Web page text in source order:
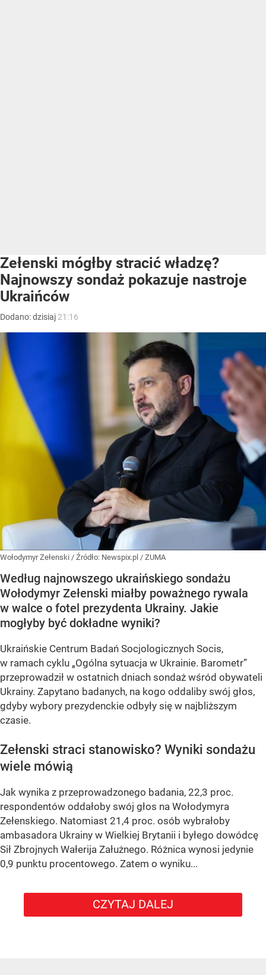
Zełenski mógłby stracić władzę?
Najnowszy sondaż pokazuje nastroje
Ukraińców
Dodano:dzisiaj 21:16
Wołodymyr Zełenski / Źródło: Newspix.pl / ZUMA
Według najnowszego ukraińskiego sondażu
Wołodymyr Zełenski miałby poważnego rywala
w walce o fotel prezydenta Ukrainy. Jakie
mogłyby być dokładne wyniki?
Ukraińskie Centrum Badań Socjologicznych Socis,
w ramach cyklu „Ogólna sytuacja w Ukrainie. Barometr”
przeprowadził w ostatnich dniach sondaż wśród obywateli
Ukrainy. Zapytano badanych, na kogo oddaliby swój głos,
gdyby wybory prezydenckie odbyły się w najbliższym
czasie.
Zełenski straci stanowisko? Wyniki sondażu
wiele mówią
Jak wynika z przeprowadzonego badania, 22,3 proc.
respondentów oddałoby swój głos na Wołodymyra
Zełenskiego. Natomiast 21,4 proc. osób wybrałoby
ambasadora Ukrainy w Wielkiej Brytanii i byłego dowódcę
Sił Zbrojnych Wałerija Załużnego. Różnica wynosi jedynie
0,9 punktu procentowego. Zatem o wyniku...
CZYTAJ DALEJ